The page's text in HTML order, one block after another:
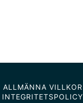
ALLMÄNNA VILLKOR
INTEGRITETSPOLICY